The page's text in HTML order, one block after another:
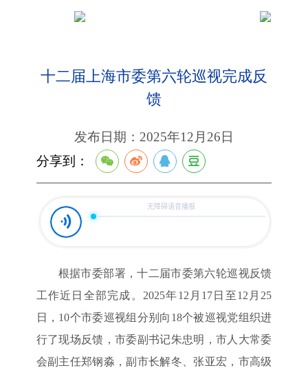
十二届上海市委第六轮巡视完成反
馈
发布日期：2025年12月26日
分享到：
根据市委部署，十二届市委第六轮巡视反馈
工作近日全部完成。2025年12月17日至12月25
日，10个市委巡视组分别向18个被巡视党组织进
行了现场反馈，市委副书记朱忠明，市人大常委
会副主任郑钢淼，副市长解冬、张亚宏，市高级